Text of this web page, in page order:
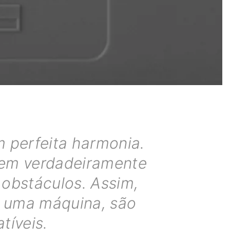
perfeita harmonia.
verdadeiramente
Assim,
máquina, são